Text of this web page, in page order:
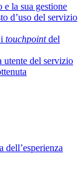
la sua gestione
d’uso del servizio
touchpointdel
utente del servizio
dell’esperienza